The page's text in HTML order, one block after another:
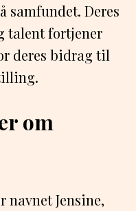
samfundet. Deres
talent fortjener
deres bidrag til
om
Jensine,